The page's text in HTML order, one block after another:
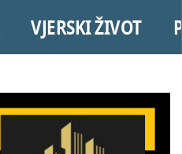
VJERSKI ŽIVOT